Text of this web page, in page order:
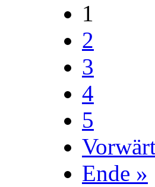
1
2
3
4
5
Ende »